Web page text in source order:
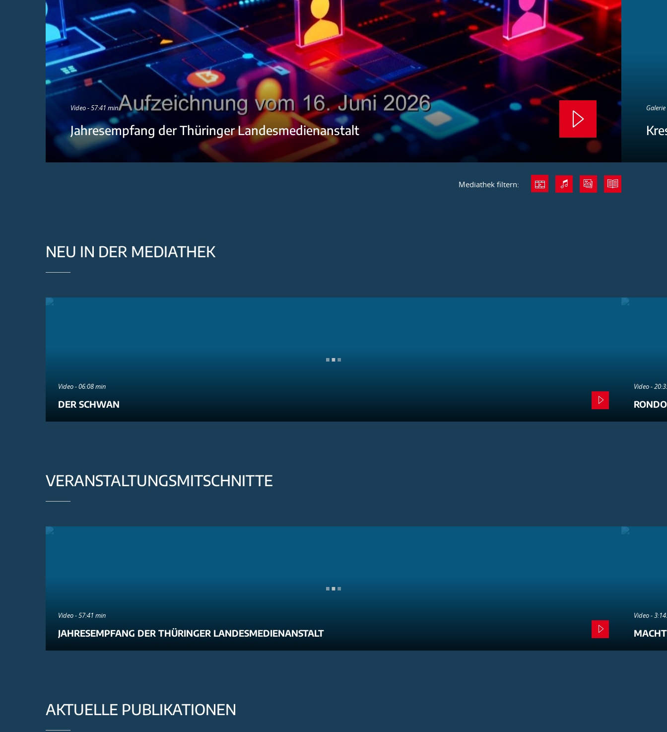
Video - 57:41 min
Jahresempfang der Thüringer Landesmedienanstalt
Mediathek filtern:
NEU IN DER MEDIATHEK
Video - 06:08 min
DER SCHWAN
Video -
VERANSTALTUNGSMITSCHNITTE
Video - 57:41 min
JAHRESEMPFANG DER THÜRINGER LANDESMEDIENANSTALT
Video -
AKTUELLE PUBLIKATIONEN